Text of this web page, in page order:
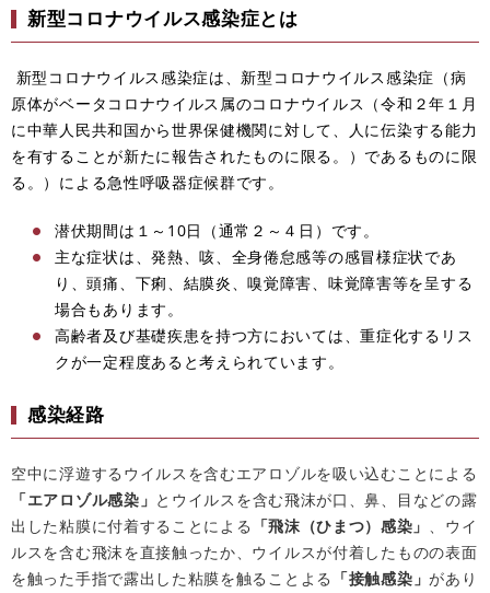
新型コロナウイルス感染症とは
新型コロナウイルス感染症は、新型コロナウイルス感染症（病
原体がベータコロナウイルス属のコロナウイルス（令和２年１月
に中華人民共和国から世界保健機関に対して、人に伝染する能力
を有することが新たに報告されたものに限る。）であるものに限
る。）による急性呼吸器症候群です。
潜伏期間は１～10日（通常２～４日）です。
主な症状は、発熱、咳、全身倦怠感等の感冒様症状であ
り、頭痛、下痢、結膜炎、嗅覚障害、味覚障害等を呈する
場合もあります。
高齢者及び基礎疾患を持つ方においては、重症化するリス
クが一定程度あると考えられています。
感染経路
空中に浮遊するウイルスを含むエアロゾルを吸い込むことによる
「エアロゾル感染」 とウイルスを含む飛沫が口、鼻、目などの露
出した粘膜に付着することによる 「飛沫（ひまつ）感染」 、ウイ
ルスを含む飛沫を直接触ったか、ウイルスが付着したものの表面
を触った手指で露出した粘膜を触ることよる 「接触感染」があり